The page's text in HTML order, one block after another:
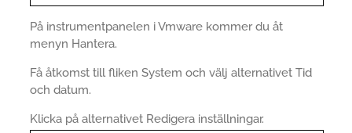
På instrumentpanelen i Vmware kommer du åt
menyn Hantera.
Få åtkomst till fliken System och välj alternativet Tid
och datum.
Klicka på alternativet Redigera inställningar.